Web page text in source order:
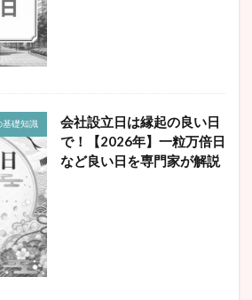
基礎知識
会社設立日は縁起の良い日
で！【2026年】一粒万倍日
など良い日を専門家が解説
個人事業主
会社
年収500万円 弁護士
役員
金 有限会社 東京
株価
執行役員
法人成り
消費税免除
登録免許税